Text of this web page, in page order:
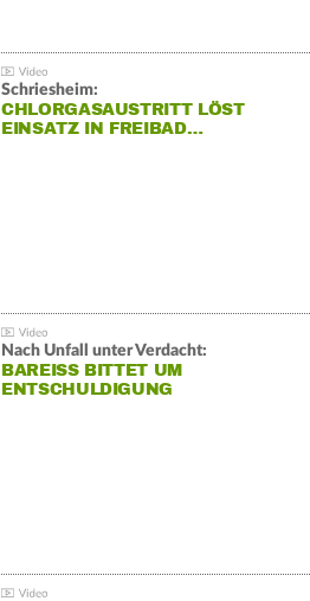
Schriesheim:
CHLORGASAUSTRITT LÖST
EINSATZ IN FREIBAD…
Nach Unfall unter Verdacht:
BAREISS BITTET UM E
NTSCHULDIGUNG